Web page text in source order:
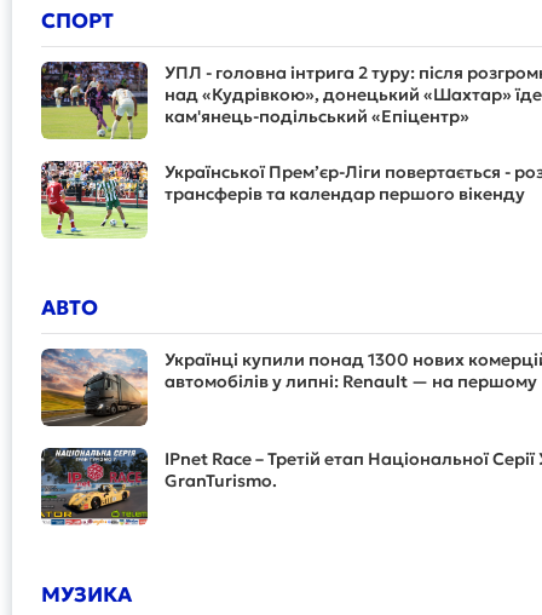
СПОРТ
УПЛ - головна інтрига 2 туру: після
над «Кудрівкою», донецький «Шахтар»
кам'янець-подільський «Епіцентр»
Української Прем’єр-Ліги повертається -
трансферів та календар першого вікенду
АВТО
Українці купили понад 1300 нових
автомобілів у липні: Renault — на першому
IPnet Race – Третій етап Національної Серії
GranTurismo.
МУЗИКА